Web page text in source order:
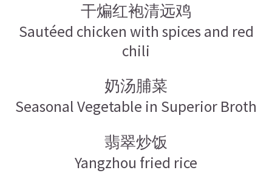
干煸红袍清远鸡
Sautéed chicken with spices and red
chili
奶汤脯菜
Seasonal Vegetable in Superior Broth
翡翠炒饭
Yangzhou fried rice